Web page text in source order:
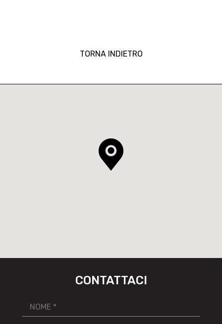
TORNA INDIETRO
CONTATTACI